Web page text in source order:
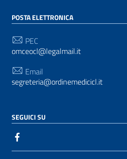
POSTA ELETTRONICA
PEC
omceocl@legalmail.it
Email
segreteria@ordinemedicicl.it
SEGUICI SU